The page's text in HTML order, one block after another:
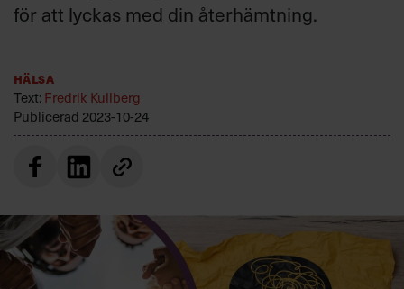
Kontakta oss
personuppgiftsbehandling
för att lyckas med din återhämtning.
Hälsa
Text: Fredrik Kullberg
Publicerad 2023-10-24